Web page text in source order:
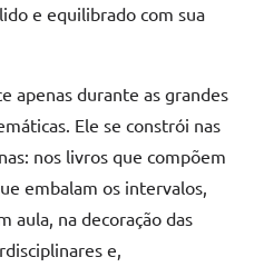
e equilibrado com sua
apenas durante as grandes
Ele se constrói nas
nos livros que compõem
embalam os intervalos,
aula, na decoração das
e,